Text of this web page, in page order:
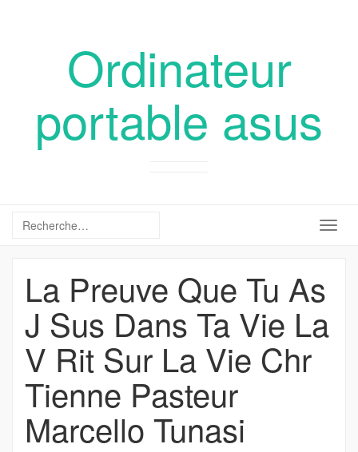
Ordinateur
portable asus
La Preuve Que Tu As
J Sus Dans Ta Vie La
V Rit Sur La Vie Chr
Tienne Pasteur
Marcello Tunasi